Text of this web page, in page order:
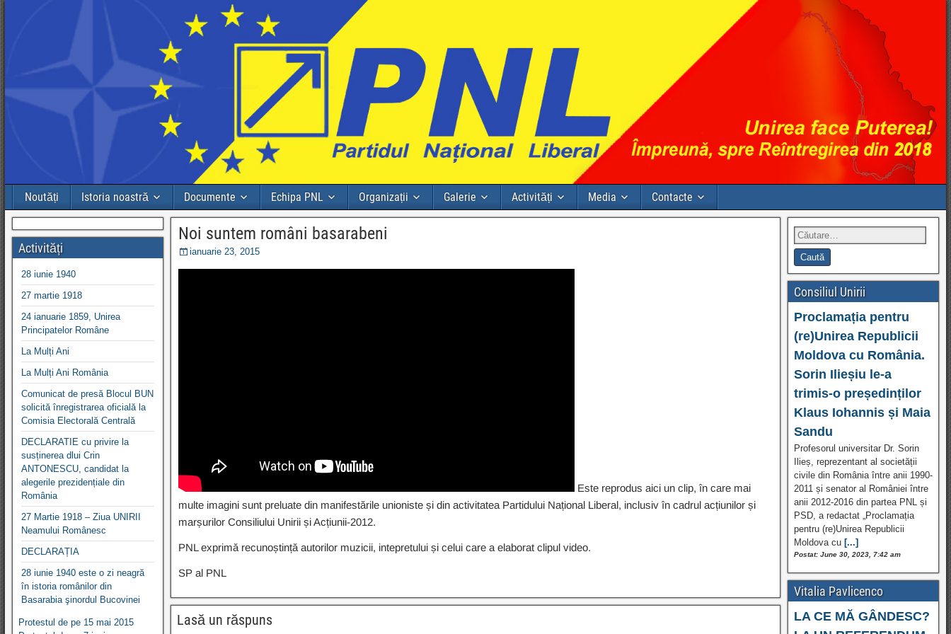
Noutăți Istoria noastră Documente Echipa PNL Organizații Galerie Activități Media Contacte
Noi suntem români basarabeni
ianuarie 23, 2015
Este reprodus aici un clip, în care mai
multe imagini sunt preluate din manifestările unioniste și din activitatea Partidului Național Liberal, inclusiv în cadrul acțiunilor și
marșurilor Consiliului Unirii și Acțiunii-2012.
PNL exprimă recunoștință autorilor muzicii, intepretului și celui care a elaborat clipul video.
SP al PNL
Lasă un răspuns
Activități
28 iunie 1940
27 martie 1918
24 ianuarie 1859, Unirea
Principatelor Române
La Mulți Ani
La Mulți Ani România
Comunicat de presă Blocul BUN
solicită înregistrarea oficială la
Comisia Electorală Centrală
DECLARATIE cu privire la
susținerea dlui Crin
ANTONESCU, candidat la
alegerile prezidențiale din
România
27 Martie 1918 – Ziua UNIRII
Neamului Românesc
DECLARAȚIA
28 iunie 1940 este o zi neagră
în istoria românilor din
Basarabia şinordul Bucovinei
Protestul de pe 15 mai 2015
Consiliul Unirii
Proclamația pentru
(re)Unirea Republicii
Moldova cu România.
Sorin Ilieșiu le-a
trimis-o președinților
Klaus Iohannis și Maia
Sandu
Profesorul universitar Dr. Sorin
Ilieș, reprezentant al societății
civile din România între anii 1990-
2011 și senator al României între
anii 2012-2016 din partea PNL și
PSD, a redactat „Proclamația
pentru (re)Unirea Republicii
Moldova cu [...]
Postat: June 30, 2023, 7:42 am
Vitalia Pavlicenco
LA CE MĂ GÂNDESC?